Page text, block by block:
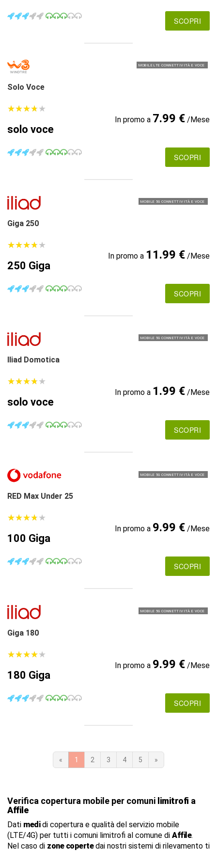
SCOPRI
MOBILE LTE CONNETTIVITÀ E VOCE
Solo Voce
★★★★★
★★★★★
solo voce
In promo a 7.99 €/Mese
SCOPRI
MOBILE 5G CONNETTIVITÀ E VOCE
Giga 250
★★★★★
★★★★★
250 Giga
In promo a 11.99 €/Mese
SCOPRI
MOBILE 5G CONNETTIVITÀ E VOCE
Iliad Domotica
★★★★★
★★★★★
solo voce
In promo a 1.99 €/Mese
SCOPRI
MOBILE 5G CONNETTIVITÀ E VOCE
RED Max Under 25
★★★★★
★★★★★
100 Giga
In promo a 9.99 €/Mese
SCOPRI
MOBILE 5G CONNETTIVITÀ E VOCE
Giga 180
★★★★★
★★★★★
180 Giga
In promo a 9.99 €/Mese
SCOPRI
« 1 2 3 4 5 »
Verifica copertura mobile per comuni limitrofi a
Affile
Dati medidi copertura e qualità del servizio mobile
(LTE/4G) per tutti i comuni limitrofi al comune di Affile.
Nel caso di zone copertedai nostri sistemi di rilevamento ti